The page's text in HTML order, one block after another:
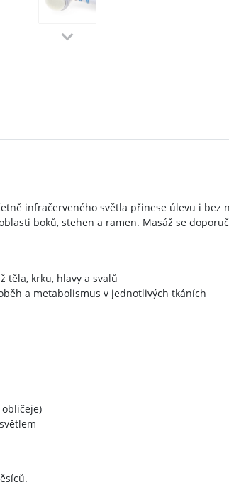
infračerveného světla přinese úlevu i bez
boků, stehen a ramen. Masáž se
těla, krku, hlavy a svalů
a metabolismus v jednotlivých tkáních